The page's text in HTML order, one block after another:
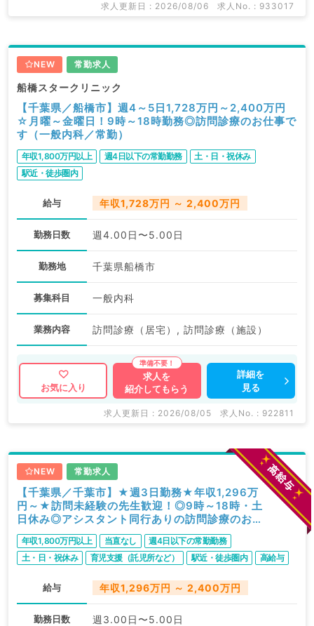
求人更新日 : 2026/08/06 求人No. : 933017
NEW 常勤求人
船橋スタークリニック
【千葉県／船橋市】週4～5日1,728万円～2,400万円
☆月曜～金曜日！9時～18時勤務◎訪問診療のお仕事で
す（一般内科／常勤）
年収1,800万円以上 週4日以下の常勤勤務
土・日・祝休み
駅近・徒歩圏内
給与 年収1,728万円 ～ 2,400万円
勤務日数 週4.00日〜5.00日
勤務地 千葉県船橋市
募集科目 一般内科
業務内容 訪問診療（居宅）, 訪問診療（施設）
お気に入り
求人を
紹介してもらう
詳細を
見る
求人更新日 : 2026/08/05 求人No. : 922811
NEW 常勤求人
【千葉県／千葉市】★週3日勤務★年収1,296万
円～★訪問未経験の先生歓迎！◎9時～18時・土
日休み◎アシスタント同行ありの訪問診療のお仕
事！（内科系／常勤）
年収1,800万円以上 当直なし
週4日以下の常勤勤務
土・日・祝休み
育児支援（託児所など） 駅近・徒歩圏内 高給与
給与 年収1,296万円 ～ 2,400万円
勤務日数 週3.00日〜5.00日